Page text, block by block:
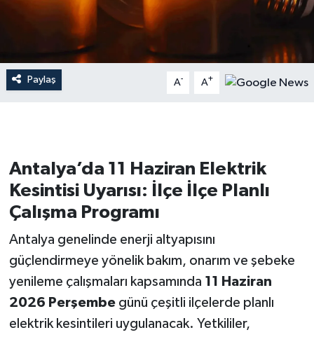
Paylaş A- A+
Antalya’da 11 Haziran Elektrik
Kesintisi Uyarısı: İlçe İlçe Planlı
Çalışma Programı
Antalya genelinde enerji altyapısını
güçlendirmeye yönelik bakım, onarım ve şebeke
yenileme çalışmaları kapsamında 11 Haziran
2026 Perşembegünü çeşitli ilçelerde planlı
elektrik kesintileri uygulanacak. Yetkililer,